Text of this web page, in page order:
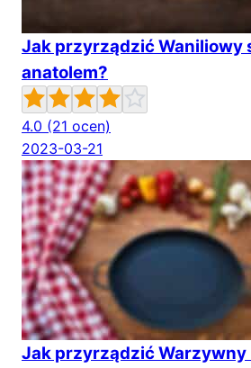
Jak przyrządzić Waniliowy
anatolem?
4.0 (21 ocen)
2023-03-21
Jak przyrządzić Warzywny